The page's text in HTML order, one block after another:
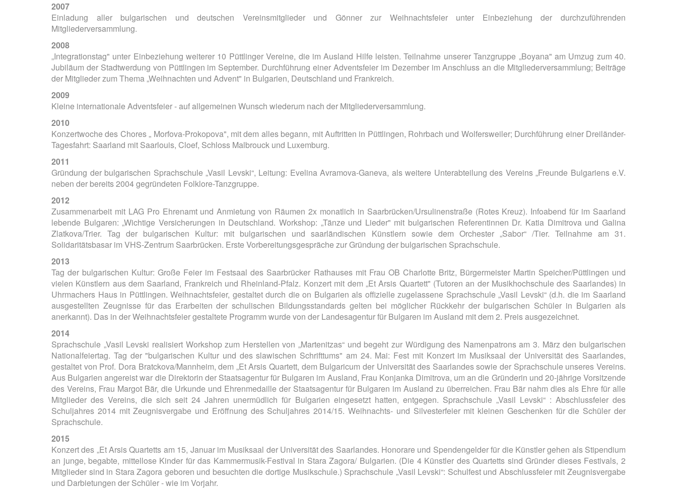
2007
Einladung aller bulgarischen und deutschen Vereinsmitglieder und Gönner zur Weihnachtsfeier unter Einbeziehung der durchzuführenden
Mitgliederversammlung.
2008
„Integrationstag" unter Einbeziehung weiterer 10 Püttlinger Vereine, die im Ausland Hilfe leisten. Teilnahme unserer Tanzgruppe „Boyana" am Umzug zum 40.
Jubiläum der Stadtwerdung von Püttlingen im September. Durchführung einer Adventsfeier im Dezember im Anschluss an die Mitgliederversammlung; Beiträge
der Mitglieder zum Thema „Weihnachten und Advent" in Bulgarien, Deutschland und Frankreich.
2009
Kleine internationale Adventsfeier - auf allgemeinen Wunsch wiederum nach der Mitgliederversammlung.
2010
Konzertwoche des Chores „ Morfova-Prokopova", mit dem alles begann, mit Auftritten in Püttlingen, Rohrbach und Wolfersweiler; Durchführung einer Dreiländer-
Tagesfahrt: Saarland mit Saarlouis, Cloef, Schloss Malbrouck und Luxemburg.
2011
Gründung der bulgarischen Sprachschule „Vasil Levski“, Leitung: Evelina Avramova-Ganeva, als weitere Unterabteilung des Vereins „Freunde Bulgariens e.V.
neben der bereits 2004 gegründeten Folklore-Tanzgruppe.
2012
Zusammenarbeit mit LAG Pro Ehrenamt und Anmietung von Räumen 2x monatlich in Saarbrücken/Ursulinenstraße (Rotes Kreuz). Infoabend für im Saarland
lebende Bulgaren: „Wichtige Versicherungen in Deutschland. Workshop: „Tänze und Lieder" mit bulgarischen Referentinnen Dr. Katia Dimitrova und Galina
Zlatkova/Trier. Tag der bulgarischen Kultur: mit bulgarischen und saarländischen Künstlern sowie dem Orchester „Sabor“ /Tier. Teilnahme am 31.
Solidaritätsbasar im VHS-Zentrum Saarbrücken. Erste Vorbereitungsgespräche zur Gründung der bulgarischen Sprachschule.
2013
Tag der bulgarischen Kultur: Große Feier im Festsaal des Saarbrücker Rathauses mit Frau OB Charlotte Britz, Bürgermeister Martin Speicher/Püttlingen und
vielen Künstlern aus dem Saarland, Frankreich und Rheinland-Pfalz. Konzert mit dem „Et Arsis Quartett" (Tutoren an der Musikhochschule des Saarlandes) in
Uhrmachers Haus in Püttlingen. Weihnachtsfeier, gestaltet durch die on Bulgarien als offizielle zugelassene Sprachschule „Vasil Levski“ (d.h. die im Saarland
ausgestellten Zeugnisse für das Erarbeiten der schulischen Bildungsstandards gelten bei möglicher Rückkehr der bulgarischen Schüler in Bulgarien als
anerkannt). Das in der Weihnachtsfeier gestaltete Programm wurde von der Landesagentur für Bulgaren im Ausland mit dem 2. Preis ausgezeichnet.
2014
Sprachschule „Vasil Levski realisiert Workshop zum Herstellen von „Martenitzas“ und begeht zur Würdigung des Namenpatrons am 3. März den bulgarischen
Nationalfeiertag. Tag der "bulgarischen Kultur und des slawischen Schrifttums" am 24. Mai: Fest mit Konzert im Musiksaal der Universität des Saarlandes,
gestaltet von Prof. Dora Bratckova/Mannheim, dem „Et Arsis Quartett, dem Bulgaricum der Universität des Saarlandes sowie der Sprachschule unseres Vereins.
Aus Bulgarien angereist war die Direktorin der Staatsagentur für Bulgaren im Ausland, Frau Konjanka Dimitrova, um an die Gründerin und 20-jährige Vorsitzende
des Vereins, Frau Margot Bär, die Urkunde und Ehrenmedaille der Staatsagentur für Bulgaren im Ausland zu überreichen. Frau Bär nahm dies als Ehre für alle
Mitglieder des Vereins, die sich seit 24 Jahren unermüdlich für Bulgarien eingesetzt hatten, entgegen. Sprachschule „Vasil Levski“ : Abschlussfeier des
Schuljahres 2014 mit Zeugnisvergabe und Eröffnung des Schuljahres 2014/15. Weihnachts- und Silvesterfeier mit kleinen Geschenken für die Schüler der
Sprachschule.
2015
Konzert des „Et Arsis Quartetts am 15, Januar im Musiksaal der Universität des Saarlandes. Honorare und Spendengelder für die Künstler gehen als Stipendium
an junge, begabte, mittellose Kinder für das Kammermusik-Festival in Stara Zagora/ Bulgarien. (Die 4 Künstler des Quartetts sind Gründer dieses Festivals, 2
Mitglieder sind in Stara Zagora geboren und besuchten die dortige Musikschule.) Sprachschule „Vasil Levski“: Schulfest und Abschlussfeier mit Zeugnisvergabe
und Darbietungen der Schüler - wie im Vorjahr.